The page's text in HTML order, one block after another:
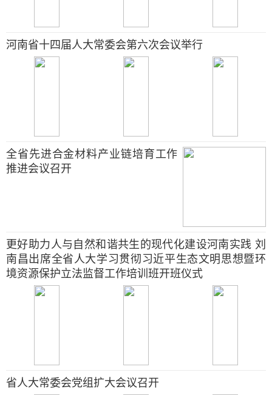
河南省十四届人大常委会第六次会议举行
全省先进合金材料产业链培育工作
推进会议召开
更好助力人与自然和谐共生的现代化建设河南实践 刘
南昌出席全省人大学习贯彻习近平生态文明思想暨环
境资源保护立法监督工作培训班开班仪式
省人大常委会党组扩大会议召开